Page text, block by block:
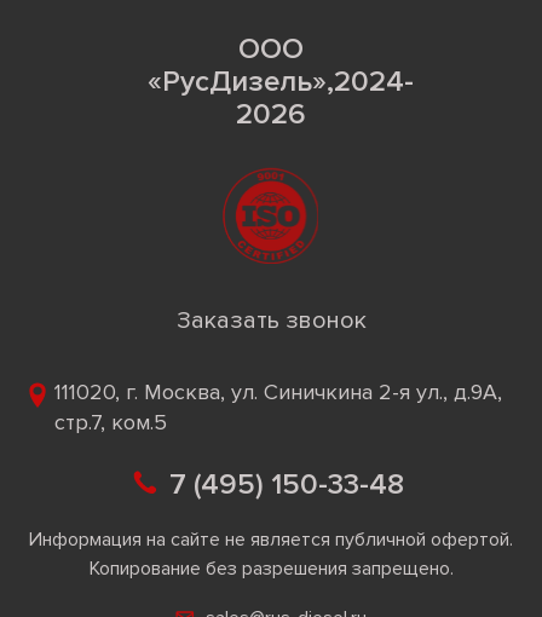
ООО
«РусДизель»,2024-
2026
Заказать звонок
111020, г. Москва, ул. Синичкина 2-я ул., д.9А,
стр.7, ком.5
7 (495) 150-33-48
Информация на сайте не является публичной офертой.
Копирование без разрешения запрещено.